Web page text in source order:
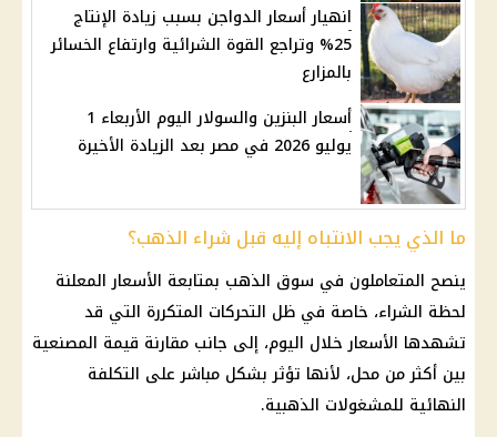
انهيار أسعار الدواجن بسبب زيادة الإنتاج
25% وتراجع القوة الشرائية وارتفاع الخسائر
بالمزارع
أسعار البنزين والسولار اليوم الأربعاء 1
يوليو 2026 في مصر بعد الزيادة الأخيرة
ما الذي يجب الانتباه إليه قبل شراء الذهب؟
ينصح المتعاملون في سوق الذهب بمتابعة الأسعار المعلنة
لحظة الشراء، خاصة في ظل التحركات المتكررة التي قد
تشهدها الأسعار خلال اليوم، إلى جانب مقارنة قيمة المصنعية
بين أكثر من محل، لأنها تؤثر بشكل مباشر على التكلفة
النهائية للمشغولات الذهبية.